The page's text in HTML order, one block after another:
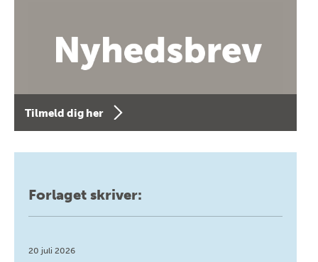
Tilmeld dig her
Forlaget skriver:
20 juli 2026